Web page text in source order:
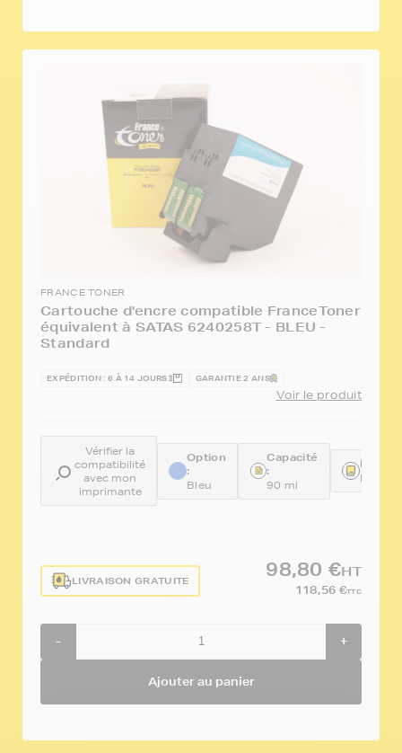
FRANCE TONER
Cartouche d'encre compatible FranceToner
équivalent à SATAS 6240258T - BLEU -
Standard
EXPÉDITION : 6 À 14 JOURS GARANTIE 2 ANS
Voir le produit
Vérifier la
compatibilité
avec mon
imprimante
Option
:
Bleu
Capacité
:
90 ml
LIVRAISON GRATUITE
98,80 €HT
118,56 €TTC
- +
Ajouter au panier